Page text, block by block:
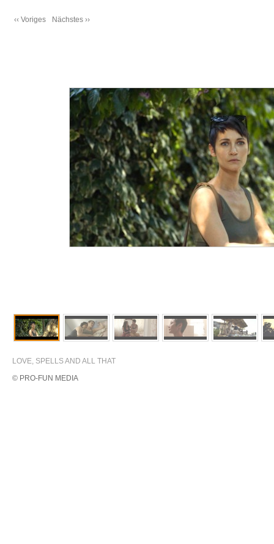
‹‹ Voriges Nächstes ››
LOVE, SPELLS AND ALL THAT
© PRO-FUN MEDIA